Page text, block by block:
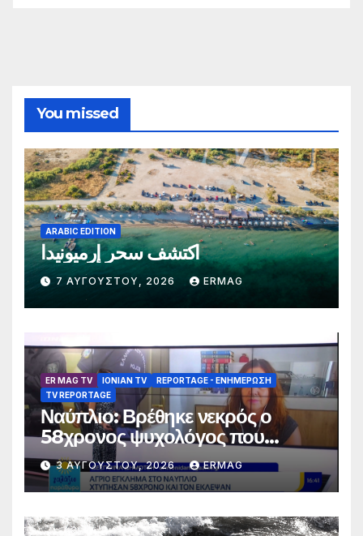
You missed
ARABIC EDITION
اكتشف سحر إرميونيدا
7 ΑΥΓΟΎΣΤΟΥ, 2026 ERMAG
ER MAG TV IONIAN TV
REPORTAGE - EΝΗΜΈΡΩΣΗ
TV REPORTAGE
Ναύπλιο: Βρέθηκε νεκρός ο
58χρονος ψυχολόγος που
αγνοούνταν για αρκετές ημέρες –
Συνελήφθησαν 2 άτομα
3 ΑΥΓΟΎΣΤΟΥ, 2026 ERMAG